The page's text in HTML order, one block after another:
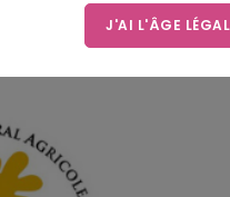
J'AI L'ÂGE LÉGAL